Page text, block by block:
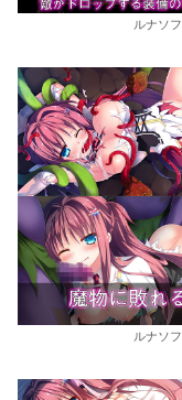
ルナソ
ルナソ